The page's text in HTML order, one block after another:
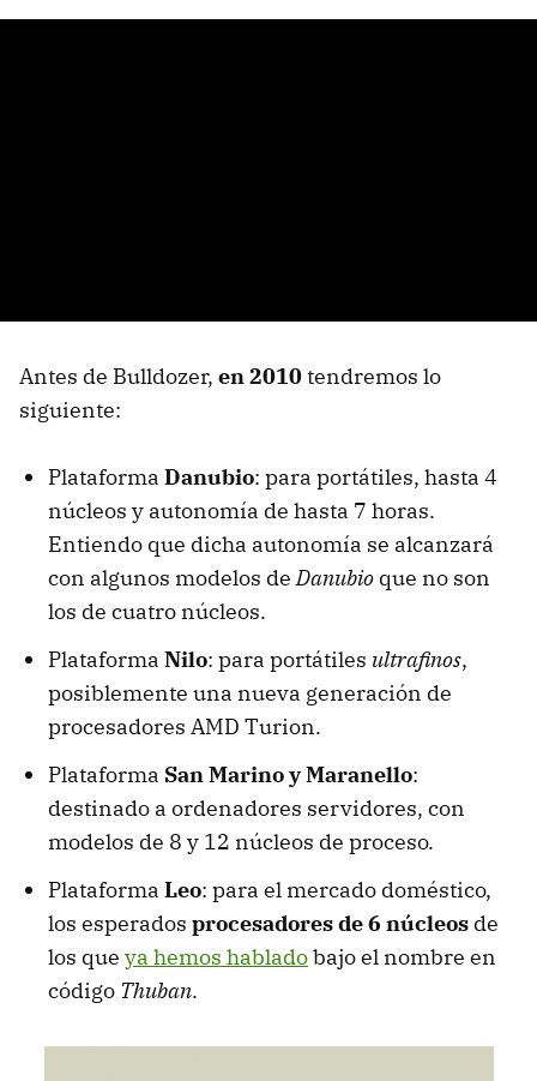
Antes de Bulldozer, en 2010tendremos lo
siguiente:
Plataforma Danubio: para portátiles, hasta 4
núcleos y autonomía de hasta 7 horas.
Entiendo que dicha autonomía se alcanzará
con algunos modelos deDanubio que no son
los de cuatro núcleos.
Plataforma Nilo: para portátiles ultrafinos,
posiblemente una nueva generación de
procesadores AMD Turion.
Plataforma San Marino y Maranello:
destinado a ordenadores servidores, con
modelos de 8 y 12 núcleos de proceso.
Plataforma Leo: para el mercado doméstico,
los esperados procesadores de 6 núcleos de
los que ya hemos habladobajo el nombre en
código Thuban.